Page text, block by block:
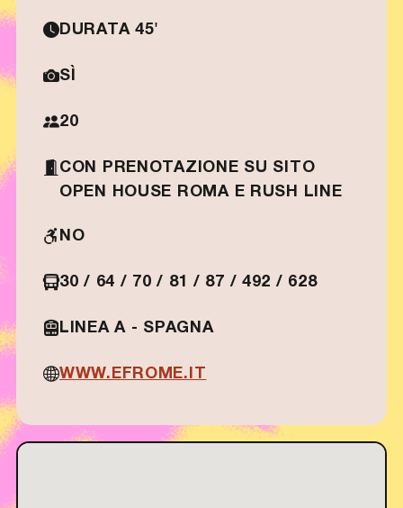
DURATA 45'
SÌ
20
CON PRENOTAZIONE SU SITO
OPEN HOUSE ROMA E RUSH LINE
NO
30 / 64 / 70 / 81 / 87 / 492 / 628
LINEA A - SPAGNA
WWW.EFROME.IT